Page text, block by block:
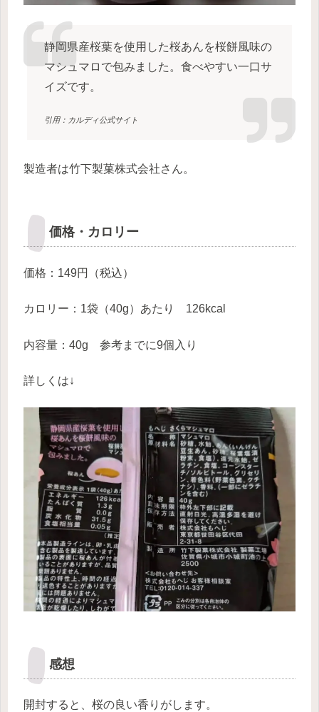
静岡県産桜葉を使用した桜あんを桜餅風味の
マシュマロで包みました。食べやすい一口サ
イズです。
引用：カルディ公式サイト
製造者は竹下製菓株式会社さん。
価格・カロリー
価格：149円（税込）
カロリー：1袋（40g）あたり 126kcal
内容量：40g 参考までに9個入り
詳しくは↓
感想
開封すると、桜の良い香りがします。